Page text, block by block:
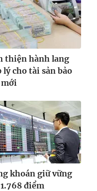
không có sự chấp
khi phát hành lại
thiện hành lang
lý cho tài sản bảo
khoán giữ vững
điểm